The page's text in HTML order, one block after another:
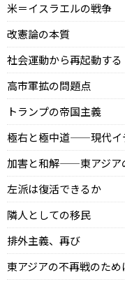
米＝イスラエルの戦争
改憲論の本質
社会運動から再起動する
高市軍拡の問題点
トランプの帝国主義
極右と極中道——現代イ
加害と和解——東アジア
左派は復活できるか
隣人としての移民
排外主義、再び
東アジアの不再戦のため